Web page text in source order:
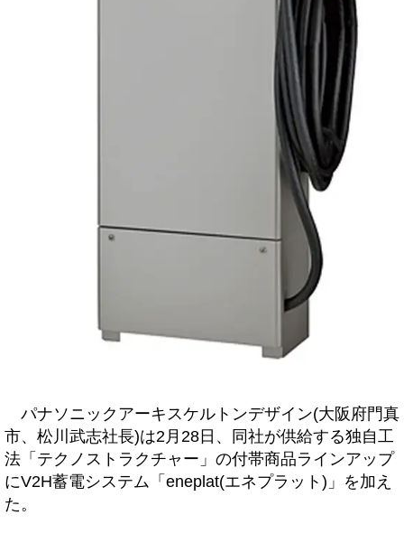
パナソニックアーキスケルトンデザイン(大阪府門真
市、松川武志社長)は2月28日、同社が供給する独自工
法「テクノストラクチャー」の付帯商品ラインアップ
にV2H蓄電システム「eneplat(エネプラット)」を加え
た。